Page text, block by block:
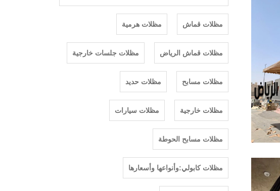
مظلات قماش مظلات هرمية
مظلات قماش الرياض مظلات جلسات خارجية
مظلات مسابح مظلات حديد
مظلات خارجية مظلات سيارات
مظلات مسابح الحوطة
مظلات كابولي:وأنواعها وأسعارها